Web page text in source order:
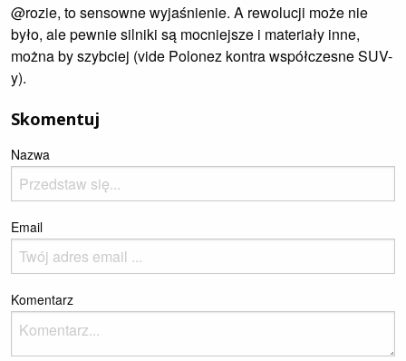
@rozie, to sensowne wyjaśnienie. A rewolucji może nie
było, ale pewnie silniki są mocniejsze i materiały inne,
można by szybciej (vide Polonez kontra współczesne SUV-
y).
Skomentuj
Nazwa
Email
Komentarz